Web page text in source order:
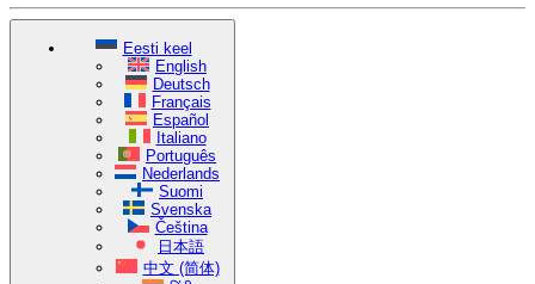
Eesti keel
English
Deutsch
Français
Español
Italiano
Português
Nederlands
Suomi
Svenska
Čeština
日本語
中文 (简体)